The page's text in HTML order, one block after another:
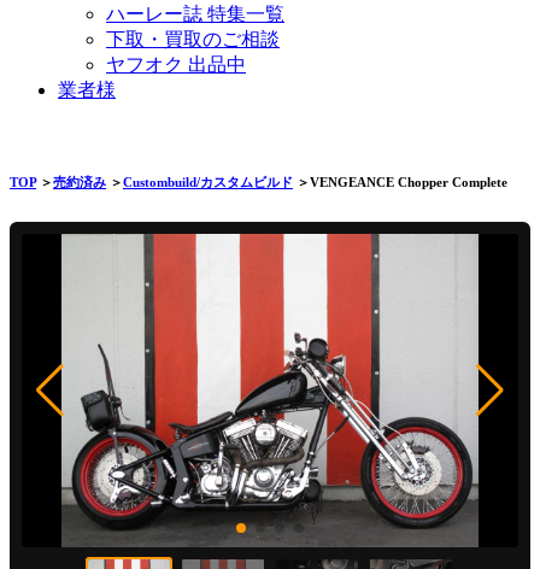
ハーレー誌 特集一覧
下取・買取のご相談
ヤフオク 出品中
業者様
TOP＞売約済み ＞Custombuild/カスタムビルド ＞VENGEANCE Chopper Complete